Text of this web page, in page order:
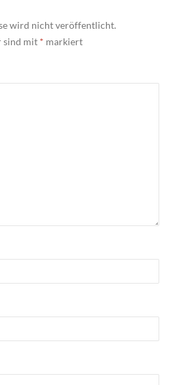
wird nicht veröffentlicht.
sind mit * markiert